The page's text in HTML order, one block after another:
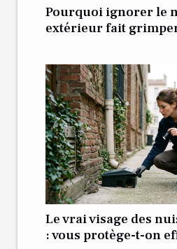
Pourquoi ignorer le
extérieur fait
Le vrai visage des
: vous protège-t-on